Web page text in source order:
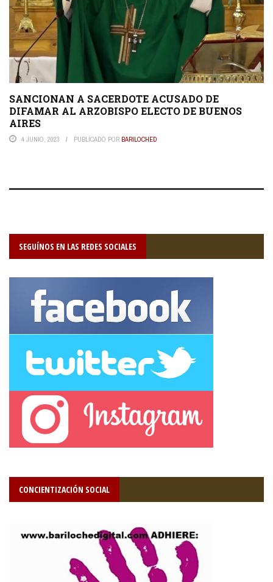
SANCIONAN A SACERDOTE ACUSADO DE
DIFAMAR AL ARZOBISPO ELECTO DE BUENOS
AIRES
4 JUNIO, 2023 PUBLICADO POR BARILOCHED
SEGUÍNOS EN LAS REDES SOCIALES
CONCIENTIZACIÓN SOCIAL